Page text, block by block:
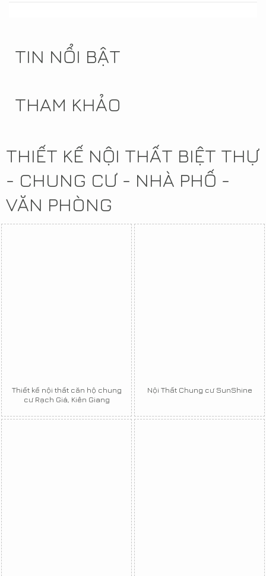
TIN NỔI BẬT
THAM KHẢO
THIẾT KẾ NỘI THẤT BIỆT THỰ
- CHUNG CƯ - NHÀ PHỐ -
VĂN PHÒNG
Thiết kế nội thất căn hộ chung
cư Rạch Giá, Kiên Giang
Nội Thất Chung cư SunShine